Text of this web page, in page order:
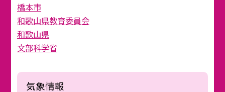
橋本市
和歌山県教育委員会
和歌山県
文部科学省
気象情報